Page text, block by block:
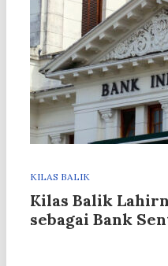
KILAS BALIK
Kilas Balik
sebagai Bank